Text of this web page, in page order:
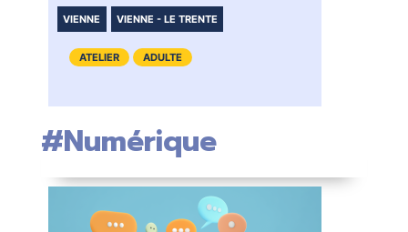
VIENNE VIENNE - LE TRENTE
ATELIER ADULTE
#Numérique